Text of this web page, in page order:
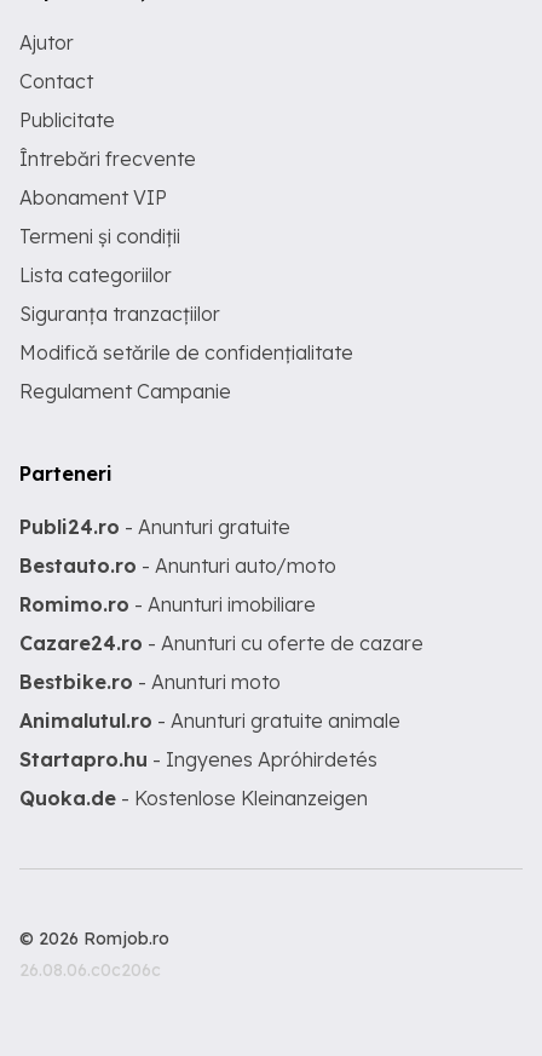
Ajutor
Contact
Publicitate
Întrebări frecvente
Abonament VIP
Termeni și condiții
Lista categoriilor
Siguranța tranzacțiilor
Modifică setările de confidențialitate
Regulament Campanie
Parteneri
Publi24.ro - Anunturi gratuite
Bestauto.ro - Anunturi auto/moto
Romimo.ro - Anunturi imobiliare
Cazare24.ro - Anunturi cu oferte de cazare
Bestbike.ro - Anunturi moto
Animalutul.ro - Anunturi gratuite animale
Startapro.hu - Ingyenes Apróhirdetés
Quoka.de - Kostenlose Kleinanzeigen
© 2026 Romjob.ro
26.08.06.c0c206c